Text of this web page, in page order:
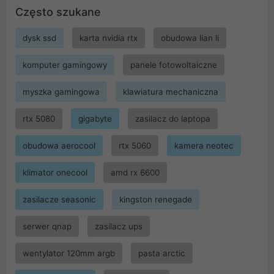
Często szukane
dysk ssd karta nvidia rtx obudowa lian li
komputer gamingowy panele fotowoltaiczne
myszka gamingowa klawiatura mechaniczna
rtx 5080 gigabyte zasilacz do laptopa
obudowa aerocool rtx 5060 kamera neotec
klimator onecool amd rx 6600
zasilacze seasonic kingston renegade
serwer qnap zasilacz ups
wentylator 120mm argb pasta arctic